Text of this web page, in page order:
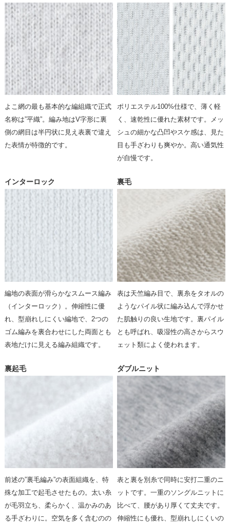
よこ網の最も基本的な編組織で正式
名称は”平織”。編み地はV字形に裏
側の網目は半円状に見え表裏で違え
た表情が特徴的です。
ポリエステル100%仕様で、薄く軽
く、速乾性に優れた素材です。メッ
シュの細かな凸凹やスケ感は、見た
目も手ざわりも爽やか。高い通気性
が自慢です。
インターロック
編地の表面が滑らかなスムース編み
（インターロック）。伸縮性に優
れ、型崩れしにくい編地で、2つの
ゴム編みを裏合わせにした両面とも
表地だけに見える編み組織です。
裏毛
表は天竺編み目で、裏糸をタオルの
ようなパイル状に編み込んで浮かせ
た肌触りの良い生地です。裏パイル
とも呼ばれ、吸湿性の高さからスウ
ェット類によく使われます。
裏起毛
前述の”裏毛編み”の表面組織を、特
殊な加工で起毛させたもの。太い糸
が毛羽立ち、柔らかく、温かみのあ
る手ざわりに。空気を多く含むのの
ダブルニット
表と裏を別糸で同時に安打二重のニ
ットです。一重のソングルニットに
比べて、腰があり厚くて丈夫です。
伸縮性にも優れ、型崩れしにくいの